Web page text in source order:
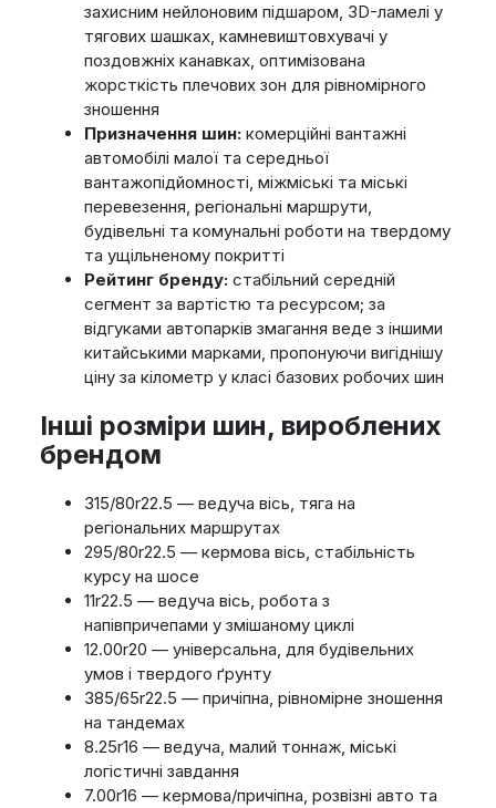
захисним нейлоновим підшаром, 3D-ламелі у
тягових шашках, камневиштовхувачі у
поздовжніх канавках, оптимізована
жорсткість плечових зон для рівномірного
зношення
Призначення шин:комерційні вантажні
автомобілі малої та середньої
вантажопідйомності, міжміські та міські
перевезення, регіональні маршрути,
будівельні та комунальні роботи на твердому
та ущільненому покритті
Рейтинг бренду:стабільний середній
сегмент за вартістю та ресурсом; за
відгуками автопарків змагання веде з іншими
китайськими марками, пропонуючи вигіднішу
ціну за кілометр у класі базових робочих шин
Інші розміри шин, вироблених
брендом
315/80r22.5 — ведуча вісь, тяга на
регіональних маршрутах
295/80r22.5 — кермова вісь, стабільність
курсу на шосе
11r22.5 — ведуча вісь, робота з
напівпричепами у змішаному циклі
12.00r20 — універсальна, для будівельних
умов і твердого ґрунту
385/65r22.5 — причіпна, рівномірне зношення
на тандемах
8.25r16 — ведуча, малий тоннаж, міські
логістичні завдання
7.00r16 — кермова/причіпна, розвізні авто та